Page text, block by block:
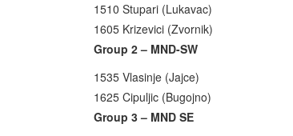
1510 Stupari (Lukavac)
1605 Krizevici (Zvornik)
Group 2 – MND-SW
1535 Vlasinje (Jajce)
1625 Cipuljic (Bugojno)
Group 3 – MND SE